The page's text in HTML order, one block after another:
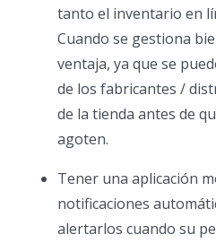
tanto el inventario en
Cuando se gestiona
ventaja, ya que se
de los fabricantes /
de la tienda antes de
agoten.
Tener una aplicación
notificaciones
alertarlos cuando su